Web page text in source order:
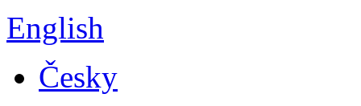
English
Česky